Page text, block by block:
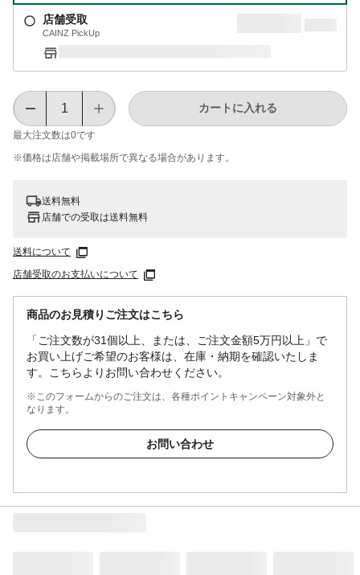
店舗受取
CAINZ PickUp
最大注文数は0です
カートに入れる
※価格は​店舗や​掲載場所で​異なる​場合が​あります。
送料無料
店舗での受取は送料無料
送料について
店舗受取のお支払いについて
商品のお見積りご注文はこちら
「ご注文数が31個以上、または、ご注文金額5万円以上」で
お買い上げご希望のお客様は、在庫・納期を確認いたしま
す。こちらよりお問い合わせください。
※このフォームからのご注文は、各種ポイントキャンペーン対象外と
なります。
お問い合わせ